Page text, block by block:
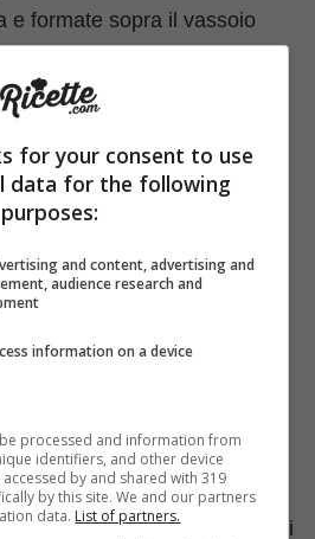
e formate sopra il vassoio
formando, con altri savoiardi
for your consent to use
data for the following
purposes:
and content, advertising and
audience research and
information on a device
processed and information from
identifiers, and other device
by and shared with 319
by this site. We and our partners
data. List of partners.